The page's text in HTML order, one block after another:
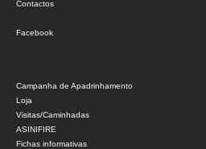
Contactos
Facebook
Campanha de Apadrinhamento
Loja
Visitas/Caminhadas
ASINIFIRE
Fichas informativas